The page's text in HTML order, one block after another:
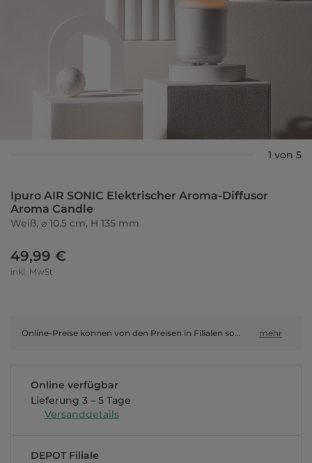
1 von 5
Ipuro AIR SONIC Elektrischer Aroma-Diffusor
Aroma Candle
Weiß, ⌀ 10.5 cm, H 135 mm
49,99 €
inkl. MwSt
Online-Preise können von den Preisen in Filialen sowie Shop-in-Shop-Flächen abweichen. mehr
Online verfügbar
Lieferung 3 – 5 Tage
Versanddetails
DEPOT Filiale